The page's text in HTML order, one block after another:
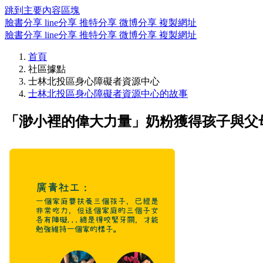
跳到主要內容區塊
臉書分享 line分享 推特分享 微博分享 複製網址
臉書分享 line分享 推特分享 微博分享 複製網址
首頁
社區據點
士林北投區身心障礙者資源中心
士林北投區身心障礙者資源中心的故事
「渺小裡的偉大力量」奶粉獲得孩子與